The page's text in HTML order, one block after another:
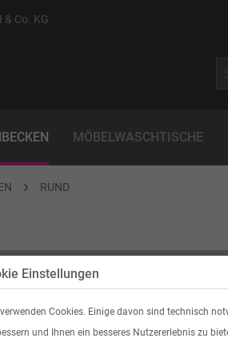
Co. KG
MÖBELWASCHTISCHE
RUND
Einstellungen
Cookies. Einige davon sind technisch
und Ihnen ein besseres Nutzererlebnis zu